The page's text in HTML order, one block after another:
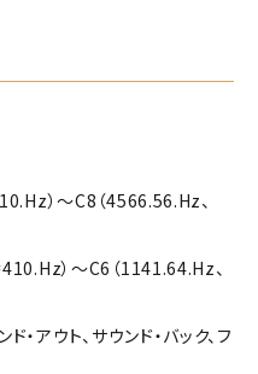
）～C8（4566.56.Hz、
）～C6（1141.64.Hz、
・アウト、サウンド・バック、フ